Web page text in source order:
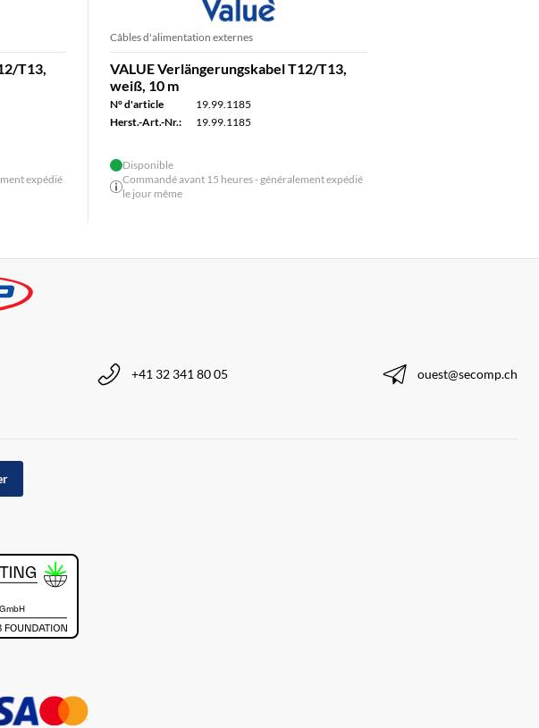
T13,
expédié
Câbles d'alimentation externes
VALUE Verlängerungskabel T12/T13,
weiß, 10 m
N° d'article
19.99.1185
Herst.-Art.-Nr.:
19.99.1185
Disponible
Commandé avant 15 heures - généralement expédié
le jour même
+41 32 341 80 05 ouest@secomp.ch